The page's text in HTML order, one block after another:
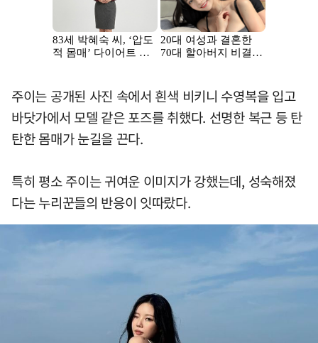
주이는 공개된 사진 속에서 흰색 비키니 수영복을 입고
바닷가에서 모델 같은 포즈를 취했다. 선명한 복근 등 탄
탄한 몸매가 눈길을 끈다.
특히 평소 주이는 귀여운 이미지가 강했는데, 성숙해졌
다는 누리꾼들의 반응이 잇따랐다.